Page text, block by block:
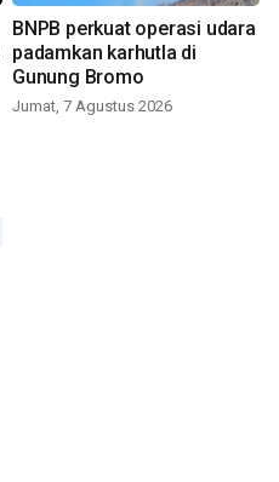
BNPB perkuat operasi udara
padamkan karhutla di
Gunung Bromo
Jumat, 7 Agustus 2026